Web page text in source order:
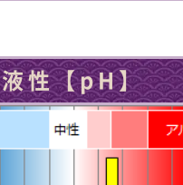
液性【pH】